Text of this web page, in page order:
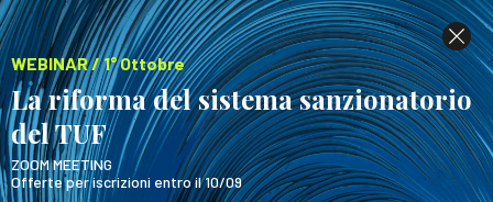
WEBINAR / 1° Ottobre
La riforma del sistema sanzionatorio
del TUF
ZOOM MEETING
Offerte per iscrizioni entro il 10/09